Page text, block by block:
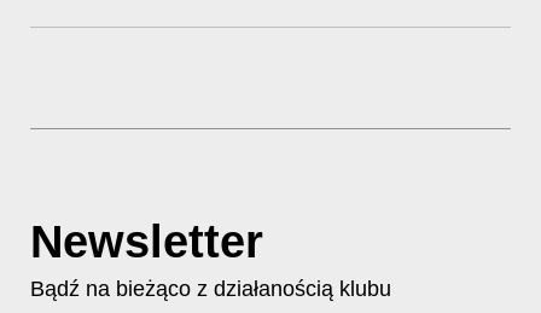
Newsletter
Bądź na bieżąco z działanością klubu